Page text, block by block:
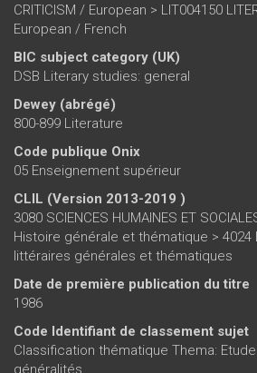
CRITICISM / European > LIT004150
European / French
BIC subject category (UK)
DSB Literary studies: general
Dewey (abrégé)
800-899 Literature
Code publique Onix
05 Enseignement supérieur
CLIL (Version 2013-2019 )
3080 SCIENCES HUMAINES ET
Histoire générale et thématique > 4024
littéraires générales et thématiques
Date de première publication du titre
1986
Code Identifiant de classement sujet
Classification thématique Thema:
généralités